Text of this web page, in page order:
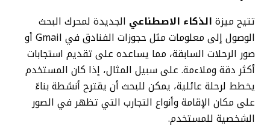
تتيح ميزة الذكاء الاصطناعي الجديدة لمحرك البحث
الوصول إلى معلومات مثل حجوزات الفنادق في Gmail أو
صور الرحلات السابقة، مما يساعده على تقديم استجابات
أكثر دقة وملاءمة. على سبيل المثال، إذا كان المستخدم
يخطط لرحلة عائلية، يمكن للبحث أن يقترح أنشطة بناءً
على مكان الإقامة وأنواع التجارب التي تظهر في الصور
الشخصية للمستخدم.